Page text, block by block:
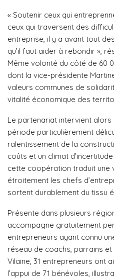
« Soutenir ceux qui
ceux qui traversent des
entreprise, il y a avant tout
qu’il faut aider à rebondir »,
Même volonté du côté de 60
dont la vice-présidente
valeurs communes de
vitalité économique des
Le partenariat intervient
période particulièrement
ralentissement de la
coûts et un climat
cette coopération traduit une
étroitement les chefs
sortent durablement du tissu
Présente dans plusieurs
accompagne gratuitement
entrepreneurs ayant connu
réseau de coachs, parrains
Vilaine, 31 entrepreneurs ont
l’appui de 71 bénévoles,